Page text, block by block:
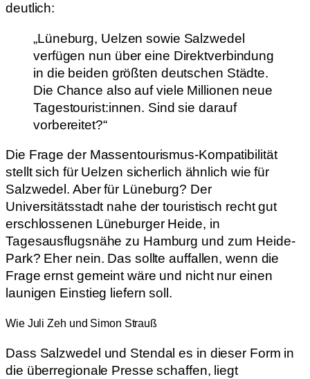
deutlich:
„Lüneburg, Uelzen sowie Salzwedel
verfügen nun über eine Direktverbindung
in die beiden größten deutschen Städte.
Die Chance also auf viele Millionen neue
Tagestourist:innen. Sind sie darauf
vorbereitet?“
Die Frage der Massentourismus-Kompatibilität
stellt sich für Uelzen sicherlich ähnlich wie für
Salzwedel. Aber für Lüneburg? Der
Universitätsstadt nahe der touristisch recht gut
erschlossenen Lüneburger Heide, in
Tagesausflugsnähe zu Hamburg und zum Heide-
Park? Eher nein. Das sollte auffallen, wenn die
Frage ernst gemeint wäre und nicht nur einen
launigen Einstieg liefern soll.
Wie Juli Zeh und Simon Strauß
Dass Salzwedel und Stendal es in dieser Form in
die überregionale Presse schaffen, liegt